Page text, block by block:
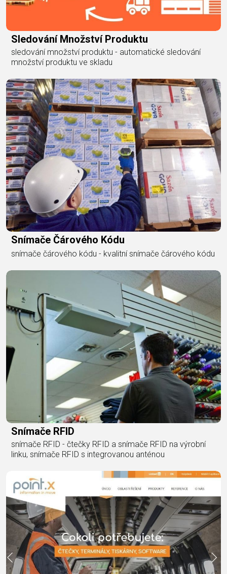
Sledování Množství Produktu
sledování množství produktu - automatické sledování
množství produktu ve skladu
Snímače Čárového Kódu
snímače čárového kódu - kvalitní snímače čárového kódu
Snímače RFID
snímače RFID - čtečky RFID a snímače RFID na výrobní
linku, snímače RFID s integrovanou anténou